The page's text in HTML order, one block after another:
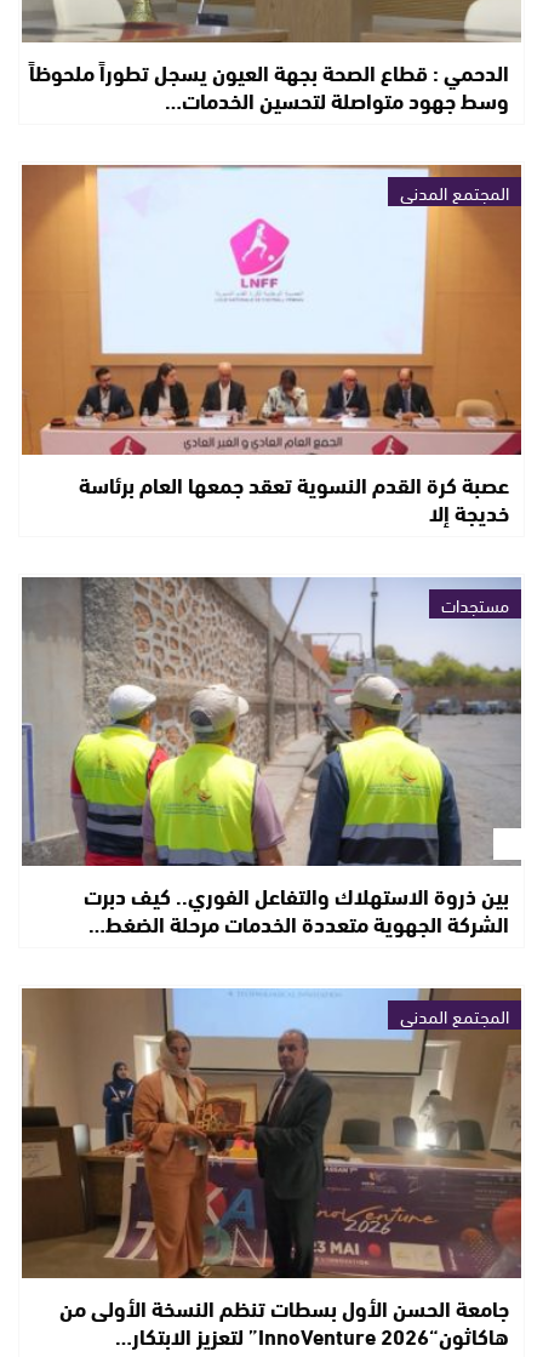
الدحمي : قطاع الصحة بجهة العيون يسجل تطوراً ملحوظاً
وسط جهود متواصلة لتحسين الخدمات…
المجتمع المدني
عصبة كرة القدم النسوية تعقد جمعها العام برئاسة
خديجة إلا
مستجدات
بين ذروة الاستهلاك والتفاعل الفوري.. كيف دبرت
الشركة الجهوية متعددة الخدمات مرحلة الضغط…
المجتمع المدني
جامعة الحسن الأول بسطات تنظم النسخة الأولى من
هاكاثون“InnoVenture 2026” لتعزيز الابتكار…